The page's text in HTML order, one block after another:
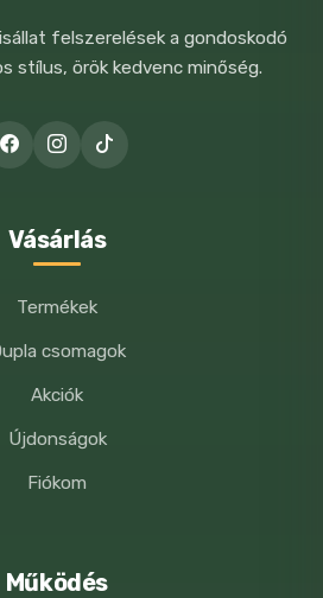
felszerelések a gondoskodó
stílus, örök kedvenc minőség.
Vásárlás
Termékek
csomagok
Akciók
Újdonságok
Fiókom
Működés